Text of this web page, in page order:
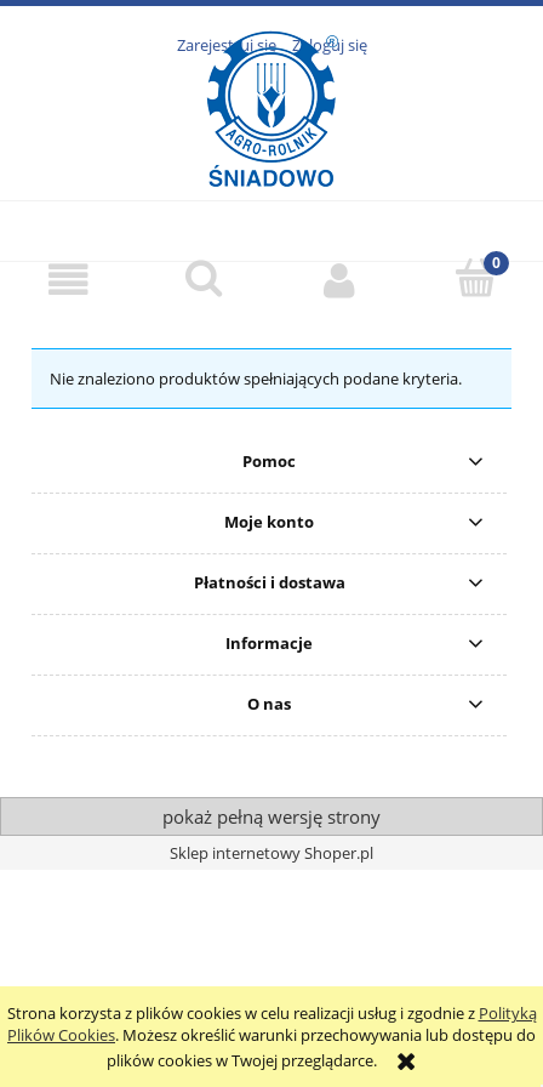
Strona korzysta z plików cookies w celu realizacji usług i zgodnie z Polityką
Plików Cookies. Możesz określić warunki przechowywania lub dostępu do
plików cookies w Twojej przeglądarce.
Zarejestruj się Zaloguj się
Nie znaleziono produktów spełniających podane kryteria.
Pomoc
Moje konto
Płatności i dostawa
Informacje
O nas
pokaż pełną wersję strony
Sklep internetowy Shoper.pl